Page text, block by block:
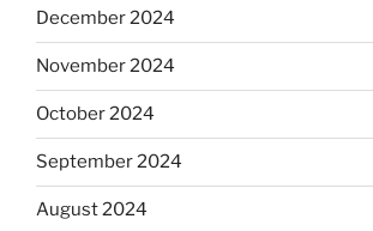
December 2024
November 2024
October 2024
September 2024
August 2024